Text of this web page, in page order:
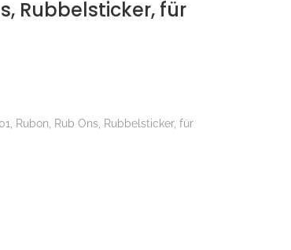
Rubbelsticker, für
Rubon, Rub Ons, Rubbelsticker, für